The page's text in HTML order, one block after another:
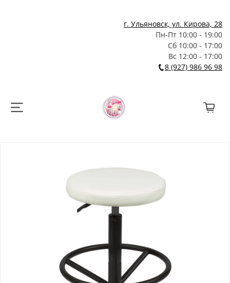
г. Ульяновск, ул. Кирова, 28
Пн-Пт 10:00 - 19:00
Сб 10:00 - 17:00
Вс 12:00 - 17:00
8 (927) 986 96 98